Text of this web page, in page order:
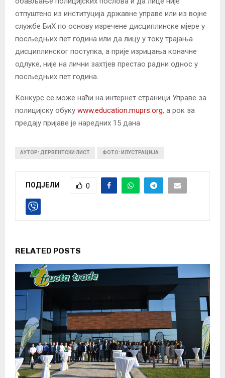
отпуштено из институција државне управе или из војне
службе БиХ по основу изречене дисциплинске мјере у
посљедњих пет година или да лицу у току трајања
дисциплинског поступка, а прије изрицања коначне
одлуке, није на лични захтјев престао радни однос у
посљедњих пет година.
Конкурс се може наћи на интернет страници Управе за
полицијску обуку www.education.muprs.org, а рок за
предају пријаве је наредних 15 дана.
АУТОР: ДЕРВЕНТСКИ ЛИСТ ФОТО: ИЛУСТРАЦИЈА
ПОДЈЕЛИ 0
RELATED POSTS